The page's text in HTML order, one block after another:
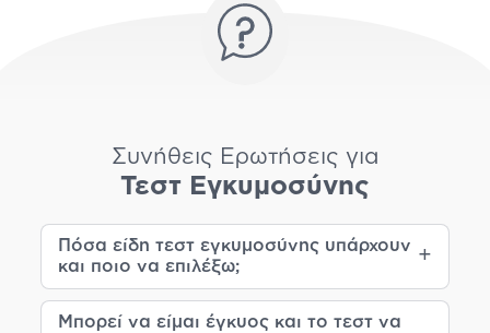
Συνήθεις Ερωτήσεις για
Τεστ Εγκυμοσύνης
Πόσα είδη τεστ εγκυμοσύνης υπάρχουν
και ποιο να επιλέξω;
Μπορεί να είμαι έγκυος και το τεστ να